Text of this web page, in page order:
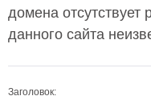
домена отсутствует
данного сайта
Заголовок: